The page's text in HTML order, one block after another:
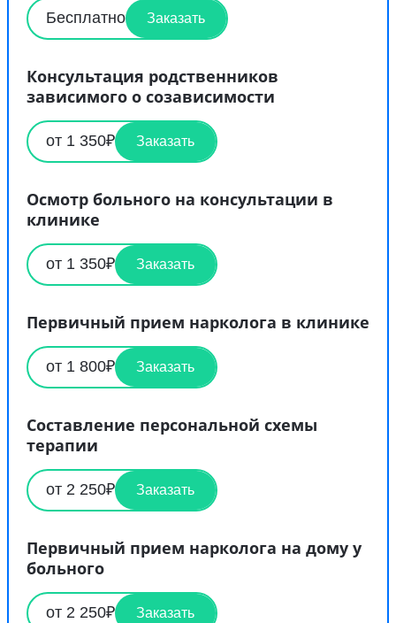
Бесплатно Заказать
Консультация родственников
зависимого о созависимости
от 1 350₽ Заказать
Осмотр больного на консультации в
клинике
от 1 350₽ Заказать
Первичный прием нарколога в клинике
от 1 800₽ Заказать
Составление персональной схемы
терапии
от 2 250₽ Заказать
Первичный прием нарколога на дому у
больного
от 2 250₽ Заказать